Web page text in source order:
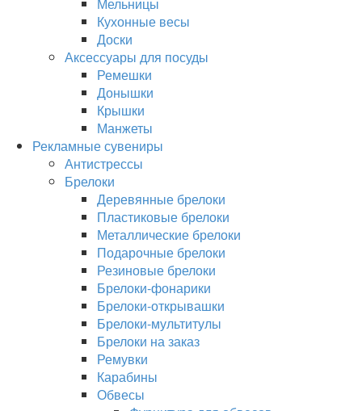
Кухонные весы
Доски
Аксессуары для посуды
Ремешки
Донышки
Крышки
Манжеты
Рекламные сувениры
Антистрессы
Брелоки
Деревянные брелоки
Пластиковые брелоки
Металлические брелоки
Подарочные брелоки
Резиновые брелоки
Брелоки-фонарики
Брелоки-открывашки
Брелоки-мультитулы
Брелоки на заказ
Ремувки
Карабины
Обвесы